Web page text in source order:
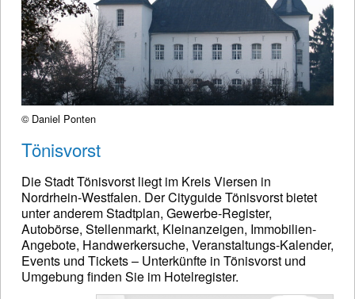
© Daniel Ponten
Tönisvorst
Die Stadt Tönisvorst liegt im Kreis Viersen in
Nordrhein-Westfalen. Der Cityguide Tönisvorst bietet
unter anderem Stadtplan, Gewerbe-Register,
Autobörse, Stellenmarkt, Kleinanzeigen, Immobilien-
Angebote, Handwerkersuche, Veranstaltungs-Kalender,
Events und Tickets – Unterkünfte in Tönisvorst und
Umgebung finden Sie im Hotelregister.